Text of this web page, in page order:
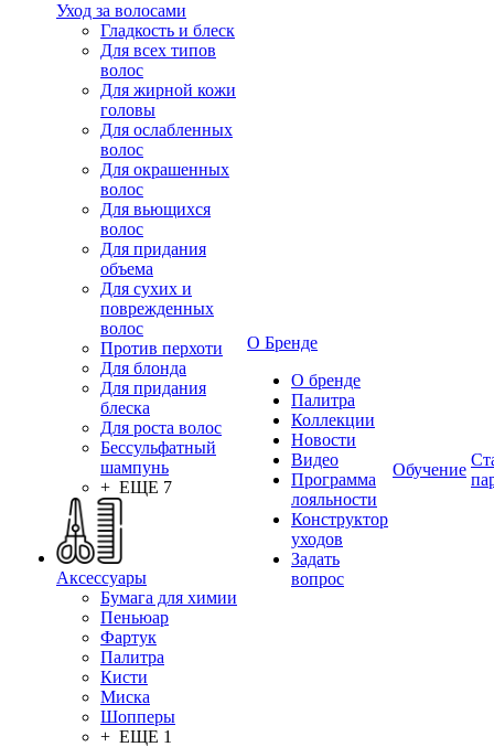
Уход за волосами
Гладкость и блеск
Для всех типов
волос
Для жирной кожи
головы
Для ослабленных
волос
Для окрашенных
волос
Для вьющихся
волос
Для придания
объема
Для сухих и
поврежденных
волос
Против перхоти
Для блонда
Для придания
блеска
Для роста волос
Бессульфатный
шампунь
+ ЕЩЕ 7
Аксессуары
Бумага для химии
Пеньюар
Фартук
Палитра
Кисти
Миска
Шопперы
+ ЕЩЕ 1
О Бренде
О бренде
Палитра
Коллекции
Новости
Видео
Программа
лояльности
Конструктор
уходов
Задать
вопрос
Обучение